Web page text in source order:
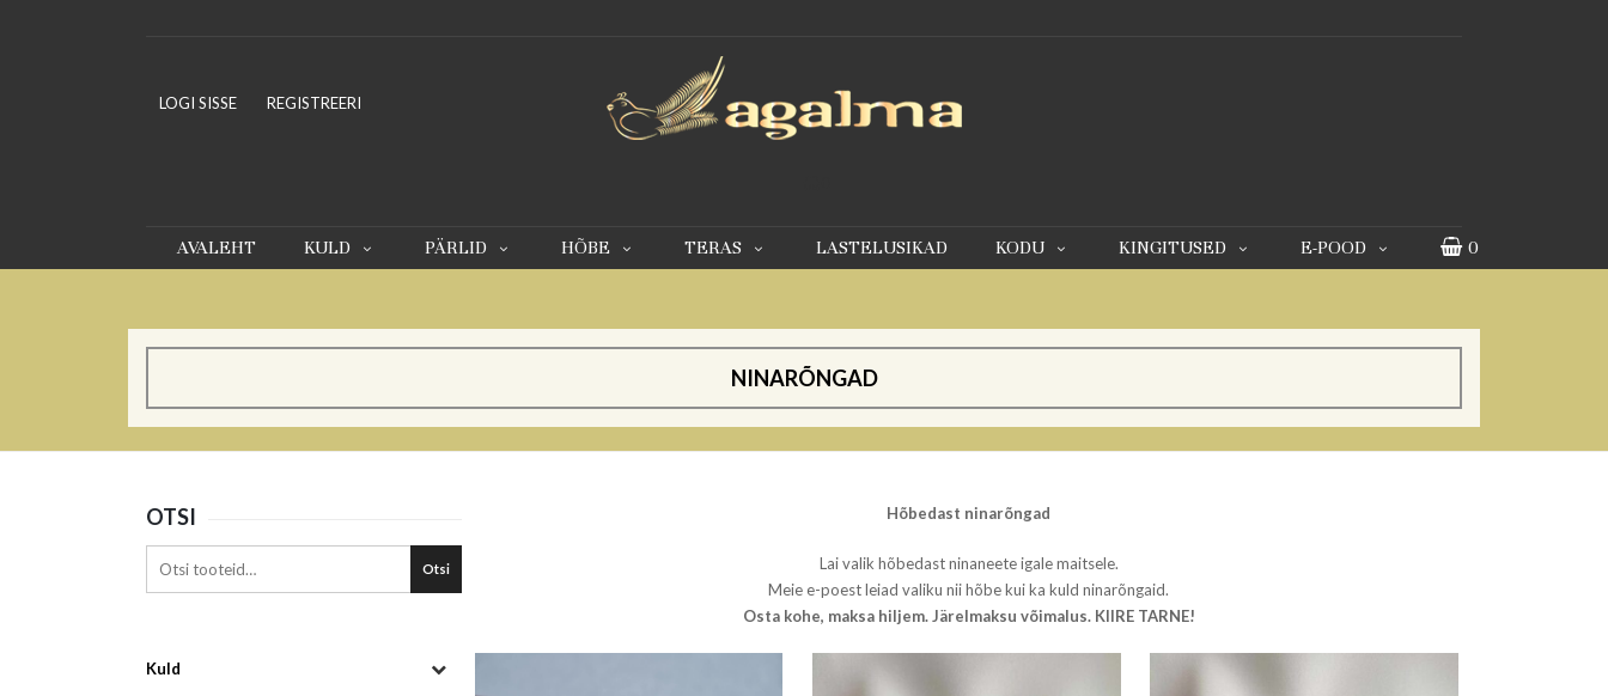
LOGI SISSE REGISTREERI
AVALEHT KULD PÄRLID HÕBE TERAS LASTELUSIKAD KODU KINGITUSED E-POOD 0
NINARÕNGAD
Hõbedast ninarõngad
Lai valik hõbedast ninaneete igale maitsele.
Meie e-poest leiad valiku nii hõbe kui ka kuld ninarõngaid.
Osta kohe, maksa hiljem. Järelmaksu võimalus. KIIRE TARNE!
OTSI
Otsi
Kuld